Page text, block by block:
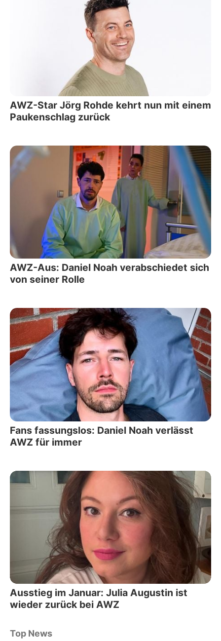
AWZ-Star Jörg Rohde kehrt nun mit einem
Paukenschlag zurück
AWZ-Aus: Daniel Noah verabschiedet sich
von seiner Rolle
Fans fassungslos: Daniel Noah verlässt
AWZ für immer
Ausstieg im Januar: Julia Augustin ist
wieder zurück bei AWZ
Top News